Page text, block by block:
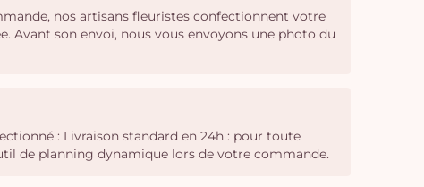
nos artisans fleuristes confectionnent votre
Avant son envoi, nous vous envoyons une photo du
: Livraison standard en 24h : pour toute
de planning dynamique lors de votre commande.